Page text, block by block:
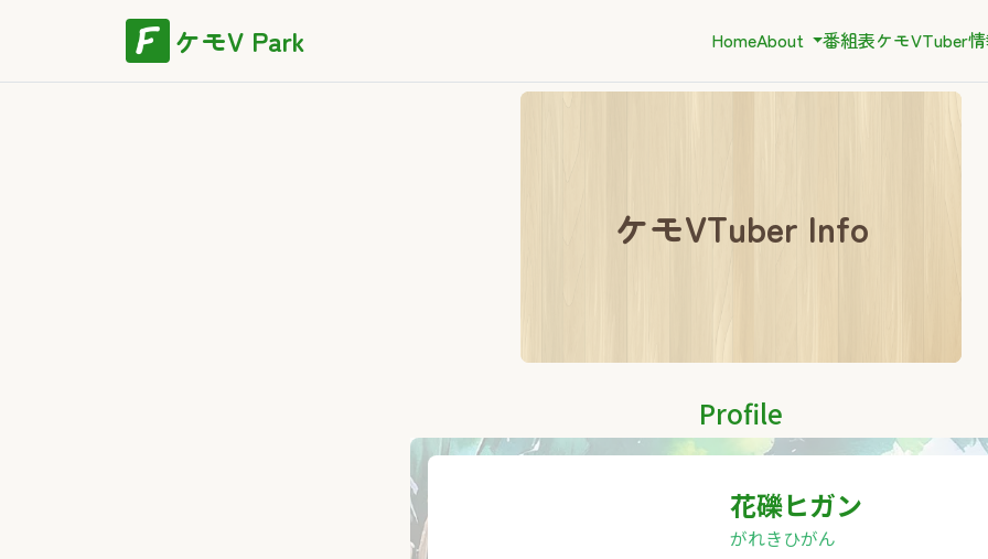
ケモV Park HomeAbout 番組表ケモVTuber
ケモVTuber Info
Profile
花礫ヒガン
がれきひがん